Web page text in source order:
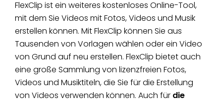
FlexClip ist ein weiteres kostenloses Online-Tool,
mit dem Sie Videos mit Fotos, Videos und Musik
erstellen können. Mit FlexClip können Sie aus
Tausenden von Vorlagen wählen oder ein Video
von Grund auf neu erstellen. FlexClip bietet auch
eine große Sammlung von lizenzfreien Fotos,
Videos und Musiktiteln, die Sie für die Erstellung
von Videos verwenden können. Auch für die